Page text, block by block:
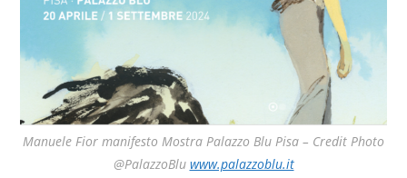
Manuele Fior manifesto Mostra Palazzo Blu Pisa – Credit Photo
@PalazzoBlu www.palazzoblu.it